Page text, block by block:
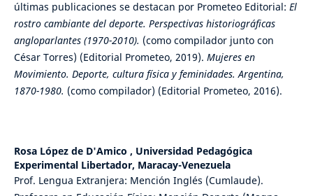
últimas publicaciones se destacan por Prometeo Editorial: El
rostro cambiante del deporte. Perspectivas historiográficas
angloparlantes (1970-2010). (como compilador junto con
César Torres) (Editorial Prometeo, 2019). Mujeres en
Movimiento. Deporte, cultura física y feminidades. Argentina,
1870-1980. (como compilador) (Editorial Prometeo, 2016).
Rosa López de D'Amico , Universidad Pedagógica
Experimental Libertador, Maracay-Venezuela
Prof. Lengua Extranjera: Mención Inglés (Cumlaude).